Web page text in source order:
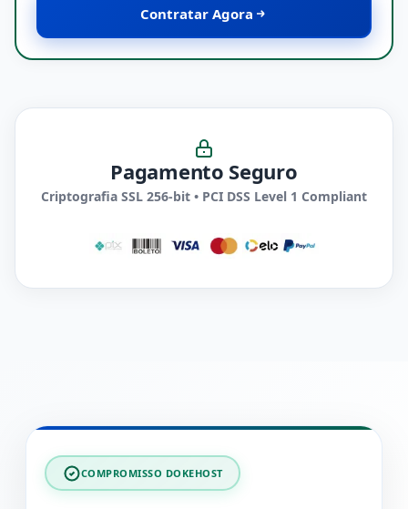
Contratar Agora
Pagamento Seguro
Criptografia SSL 256-bit • PCI DSS Level 1 Compliant
COMPROMISSO DOKEHOST